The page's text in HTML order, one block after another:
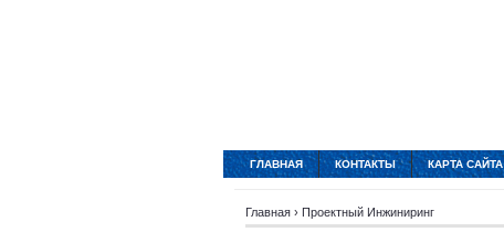
ГЛАВНАЯ КОНТАКТЫ КАРТА САЙТА
Главная › Проектный Инжиниринг